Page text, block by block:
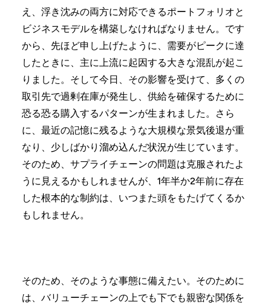
え、浮き沈みの両方に対応できるポートフォリオと
ビジネスモデルを構築しなければなりません。です
から、先ほど申し上げたように、需要がピークに達
したときに、主に上流に起因する大きな混乱が起こ
りました。そして今日、その影響を受けて、多くの
取引先で過剰在庫が発生し、供給を確保するために
恐る恐る購入するパターンが生まれました。さら
に、最近の記憶に残るような大規模な景気後退が重
なり、少しばかり溜め込んだ状況が生じています。
そのため、サプライチェーンの問題は克服されたよ
うに見えるかもしれませんが、1年半か2年前に存在
した根本的な制約は、いつまた頭をもたげてくるか
もしれません。
そのため、そのような事態に備えたい。そのために
は、バリューチェーンの上でも下でも親密な関係を